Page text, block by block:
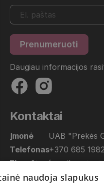
Daugiau informacijos
Kontaktai
Įmonė
UAB "Prekės
Telefonas+370 685
El. paštas[email
Dirbame
10.00 - 17.00
naudoja slapukus